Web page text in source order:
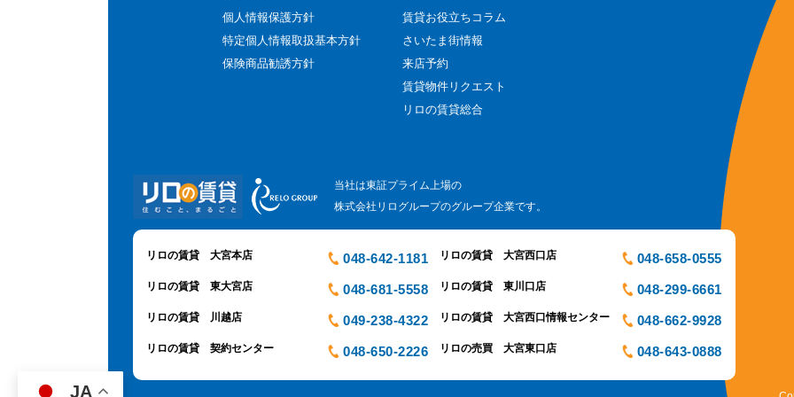
個人情報保護方針
特定個人情報取扱基本方針
保険商品勧誘方針
賃貸お役立ちコラム
さいたま街情報
来店予約
賃貸物件リクエスト
リロの賃貸総合
当社は東証プライム上場の
株式会社リログループのグループ企業です。
リロの賃貸 大宮本店 048-642-1181 リロの賃貸 大宮西口店 048-658-0555
リロの賃貸 東大宮店 048-681-5558 リロの賃貸 東川口店 048-299-6661
リロの賃貸 川越店 049-238-4322 リロの賃貸 大宮西口情報センター 048-662-9928
リロの賃貸 契約センター 048-650-2226 リロの売買 大宮東口店 048-643-0888
JA